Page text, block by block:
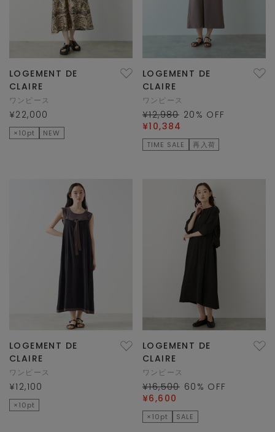
LOGEMENT DE
CLAIRE
ワンピース
¥22,000
×10pt NEW
LOGEMENT DE
CLAIRE
ワンピース
¥12,980 20 % OFF
¥10,384
TIME SALE 再入荷
LOGEMENT DE
CLAIRE
ワンピース
¥12,100
×10pt
LOGEMENT DE
CLAIRE
ワンピース
¥16,500 60 % OFF
¥6,600
×10pt SALE